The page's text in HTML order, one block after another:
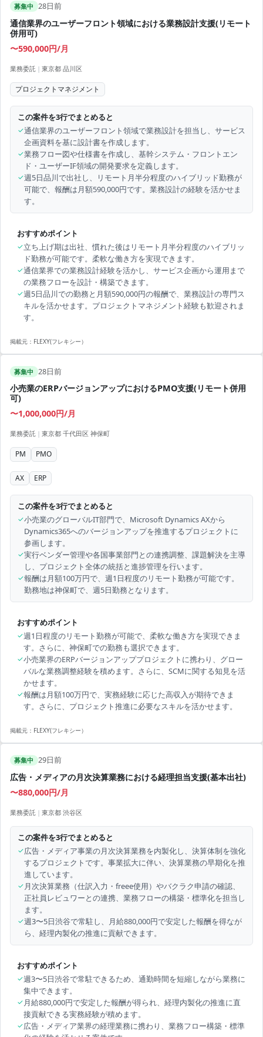
募集中 28日前
通信業界のユーザーフロント領域における業務設計支援(リモート
併用可)
〜590,000円/月
業務委託 | 東京都 品川区
プロジェクトマネジメント
この案件を3行でまとめると
✓通信業界のユーザーフロント領域で業務設計を担当し、サービス
企画資料を基に設計書を作成します。
✓業務フロー図や仕様書を作成し、基幹システム・フロントエン
ド・ユーザーIF領域の開発要求を定義します。
✓週5日品川で出社し、リモート月半分程度のハイブリッド勤務が
可能で、報酬は月額590,000円です。業務設計の経験を活かせま
す。
おすすめポイント
✓立ち上げ期は出社、慣れた後はリモート月半分程度のハイブリッ
ド勤務が可能です。柔軟な働き方を実現できます。
✓通信業界での業務設計経験を活かし、サービス企画から運用まで
の業務フローを設計・構築できます。
✓週5日品川での勤務と月額590,000円の報酬で、業務設計の専門ス
キルを活かせます。プロジェクトマネジメント経験も歓迎されま
す。
掲載元： FLEXY(フレキシー）
募集中 28日前
小売業のERPバージョンアップにおけるPMO支援(リモート併用
可)
〜1,000,000円/月
業務委託 | 東京都 千代田区 神保町
PM PMO
AX ERP
この案件を3行でまとめると
✓小売業のグローバルIT部門で、Microsoft Dynamics AXから
Dynamics365へのバージョンアップを推進するプロジェクトに
参画します。
✓実行ベンダー管理や各国事業部門との連携調整、課題解決を主導
し、プロジェクト全体の統括と進捗管理を行います。
✓報酬は月額100万円で、週1日程度のリモート勤務が可能です。
勤務地は神保町で、週5日勤務となります。
おすすめポイント
✓週1日程度のリモート勤務が可能で、柔軟な働き方を実現できま
す。さらに、神保町での勤務も選択できます。
✓小売業界のERPバージョンアッププロジェクトに携わり、グロー
バルな業務調整経験を積めます。さらに、SCMに関する知見を活
かせます。
✓報酬は月額100万円で、実務経験に応じた高収入が期待できま
す。さらに、プロジェクト推進に必要なスキルを活かせます。
掲載元： FLEXY(フレキシー）
募集中 29日前
広告・メディアの月次決算業務における経理担当支援(基本出社)
〜880,000円/月
業務委託 | 東京都 渋谷区
この案件を3行でまとめると
✓広告・メディア事業の月次決算業務を内製化し、決算体制を強化
するプロジェクトです。事業拡大に伴い、決算業務の早期化を推
進しています。
✓月次決算業務（仕訳入力・freee使用）やバクラク申請の確認、
正社員レビュワーとの連携、業務フローの構築・標準化を担当し
ます。
✓週3〜5日渋谷で常駐し、月給880,000円で安定した報酬を得なが
ら、経理内製化の推進に貢献できます。
おすすめポイント
✓週3〜5日渋谷で常駐できるため、通勤時間を短縮しながら業務に
集中できます。
✓月給880,000円で安定した報酬が得られ、経理内製化の推進に直
接貢献できる実務経験が積めます。
✓広告・メディア業界の経理業務に携わり、業務フロー構築・標準